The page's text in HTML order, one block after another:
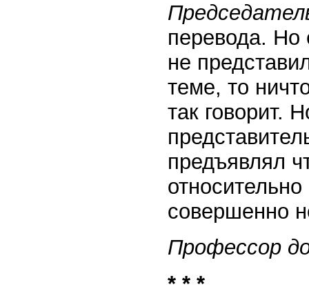
перевода. Но
не
теме, то
так говорит.
предъявлял
совершенно
Профессор
* * *